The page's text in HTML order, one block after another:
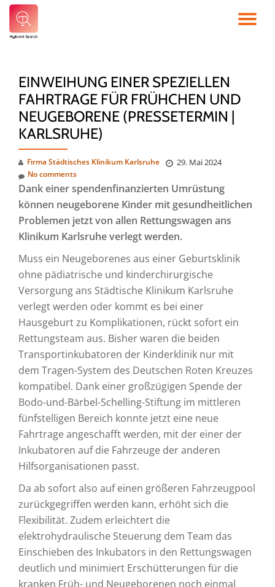
Skip
EINWEIHUNG EINER SPEZIELLEN
FAHRTRAGE FÜR FRÜHCHEN UND
NEUGEBORENE (PRESSETERMIN |
KARLSRUHE)
Firma Städtisches Klinikum Karlsruhe 29. Mai 2024
No comments
Dank einer spendenfinanzierten Umrüstung
können neugeborene Kinder mit gesundheitlichen
Problemen jetzt von allen Rettungswagen ans
Klinikum Karlsruhe verlegt werden.
Muss ein Neugeborenes aus einer Geburtsklinik
ohne pädiatrische und kinderchirurgische
Versorgung ans Städtische Klinikum Karlsruhe
verlegt werden oder kommt es bei einer
Hausgeburt zu Komplikationen, rückt sofort ein
Rettungsteam aus. Bisher waren die beiden
Transportinkubatoren der Kinderklinik nur mit
dem Tragen-System des Deutschen Roten Kreuzes
kompatibel. Dank einer großzügigen Spende der
Bodo-und-Bärbel-Schelling-Stiftung im mittleren
fünfstelligen Bereich konnte jetzt eine neue
Fahrtrage angeschafft werden, mit der einer der
Inkubatoren auf die Fahrzeuge der anderen
Hilfsorganisationen passt.
Da ab sofort also auf einen größeren Fahrzeugpool
zurückgegriffen werden kann, erhöht sich die
Flexibilität. Zudem erleichtert die
elektrohydraulische Steuerung dem Team das
Einschieben des Inkubators in den Rettungswagen
deutlich und minimiert Erschütterungen für die
kranken Früh- und Neugeborenen noch einmal